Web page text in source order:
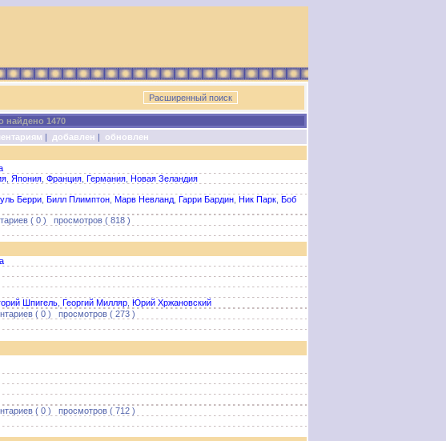
найдено 1470
| добавлен | обновлен
Япония Франция Германия Новая Зеландия
Берри Билл Плимптон Марв Невланд Гарри Бардин Ник Парк Боб
( 0 ) просмотров ( 818 )
Шпигель Георгий Милляр Юрий Хржановский
( 0 ) просмотров ( 273 )
( 0 ) просмотров ( 712 )